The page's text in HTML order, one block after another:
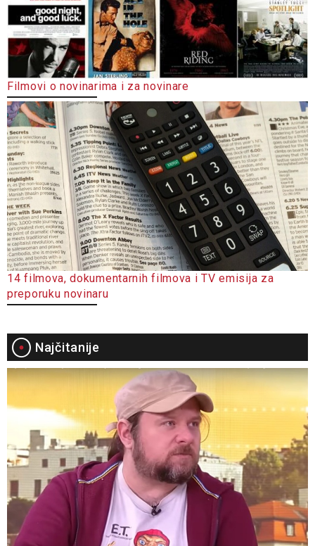
Filmovi o novinarima i za novinare
14 filmova, dokumentarnih filmova i TV emisija za
preporuku novinaru
Najčitanije